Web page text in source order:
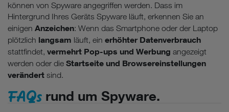
können von Spyware angegriffen werden. Dass im
Hintergrund Ihres Geräts Spyware läuft, erkennen Sie an
einigen Anzeichen: Wenn das Smartphone oder der Laptop
plötzlich langsam läuft, ein erhöhter Datenverbrauch
stattfindet, vermehrt Pop-ups und Werbung angezeigt
werden oder die Startseite und Browsereinstellungen
verändert sind.
FAQs rund um Spyware.